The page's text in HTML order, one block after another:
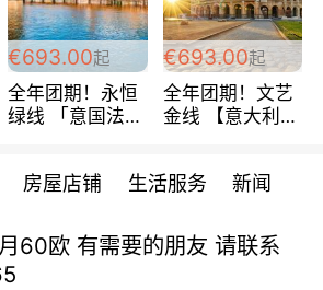
€693.00起
全年团期！永恒
绿线 「意国法
欧/天起 ~包拼房
€693.00起
全年团期！文艺
金线 【意大利一
每周铁发！
房屋店铺 生活服务 新闻
60欧 有需要的朋友 请联系